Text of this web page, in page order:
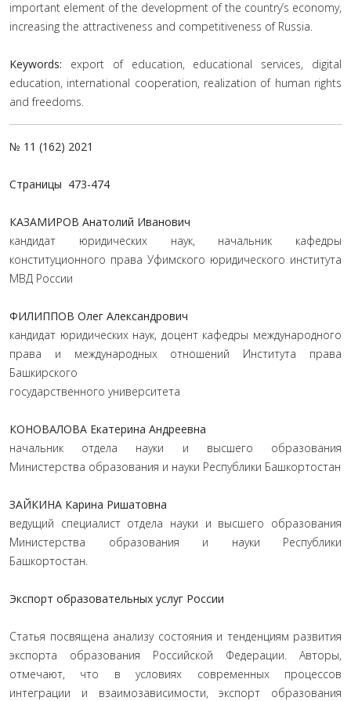
important element of the development of the country’s economy,
increasing the attractiveness and competitiveness of Russia.
Keywords: export of education, educational services, digital
education, international cooperation, realization of human rights
and freedoms.
№ 11 (162) 2021
Страницы 473-474
КАЗАМИРОВ Анатолий Иванович
кандидат юридических наук, начальник кафедры
конституционного права Уфимского юридического института
МВД России
ФИЛИППОВ Олег Александрович
кандидат юридических наук, доцент кафедры международного
права и международных отношений Института права
Башкирского
государственного университета
КОНОВАЛОВА Екатерина Андреевна
начальник отдела науки и высшего образования
Министерства образования и науки Республики Башкортостан
ЗАЙКИНА Карина Ришатовна
ведущий специалист отдела науки и высшего образования
Министерства образования и науки Республики
Башкортостан.
Экспорт образовательных услуг России
Статья посвящена анализу состояния и тенденциям развития
экспорта образования Российской Федерации. Авторы,
отмечают, что в условиях современных процессов
интеграции и взаимозависимости, экспорт образования